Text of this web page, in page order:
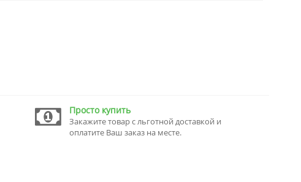
Просто купить
Закажите товар с льготной доставкой и
оплатите Ваш заказ на месте.